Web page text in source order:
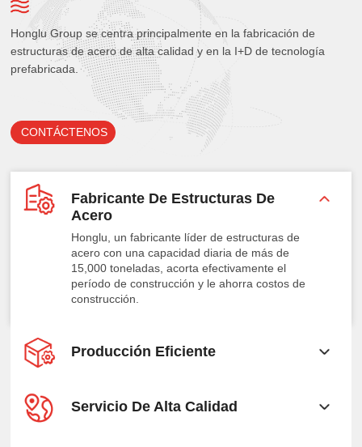
Honglu Group se centra principalmente en la fabricación de
estructuras de acero de alta calidad y en la I+D de tecnología
prefabricada.
CONTÁCTENOS
Fabricante De Estructuras De
Acero
Honglu, un fabricante líder de estructuras de
acero con una capacidad diaria de más de
15,000 toneladas, acorta efectivamente el
período de construcción y le ahorra costos de
construcción.
Producción Eficiente
Servicio De Alta Calidad